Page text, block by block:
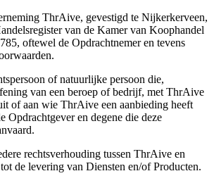
ThrAive, gevestigd te Nijkerkerveen,
van de Kamer van Koophandel
oftewel de Opdrachtnemer en tevens
of natuurlijke persoon die,
van een beroep of bedrijf, met ThrAive
of aan wie ThrAive een aanbieding heeft
Opdrachtgever en degene die deze
rechtsverhouding tussen ThrAive en
de levering van Diensten en/of Producten.